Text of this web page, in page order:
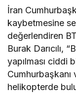
İran
kaybetmesine
değerlendiren
Burak Darıcılı,
yapılması ciddi
Cumhurbaşkanı
helikopterde